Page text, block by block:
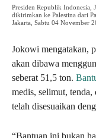
Presiden Republik Indonesia,
dikirimkan ke Palestina dari
Jakarta, Sabtu 04 November
Jokowi mengatakan,
akan dibawa
seberat 51,5 ton.
medis, selimut,
telah disesuaikan